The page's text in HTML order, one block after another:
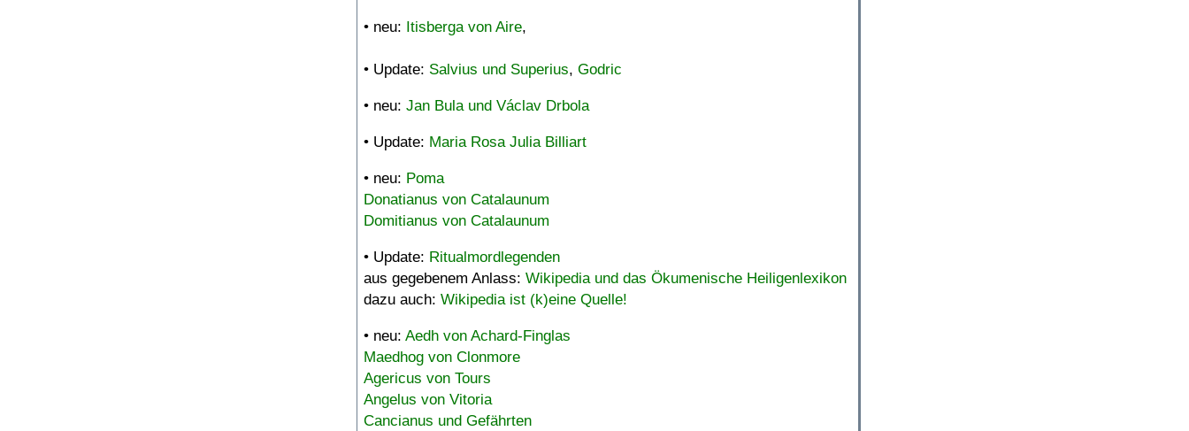
• neu: Itisberga von Aire,
• Update: Salvius und Superius, Godric
• neu: Jan Bula und Václav Drbola
• Update: Maria Rosa Julia Billiart
• neu: Poma
Donatianus von Catalaunum
Domitianus von Catalaunum
• Update: Ritualmordlegenden
aus gegebenem Anlass: Wikipedia und das Ökumenische Heiligenlexikon
dazu auch: Wikipedia ist (k)eine Quelle!
• neu: Aedh von Achard-Finglas
Maedhog von Clonmore
Agericus von Tours
Angelus von Vitoria
Cancianus und Gefährten